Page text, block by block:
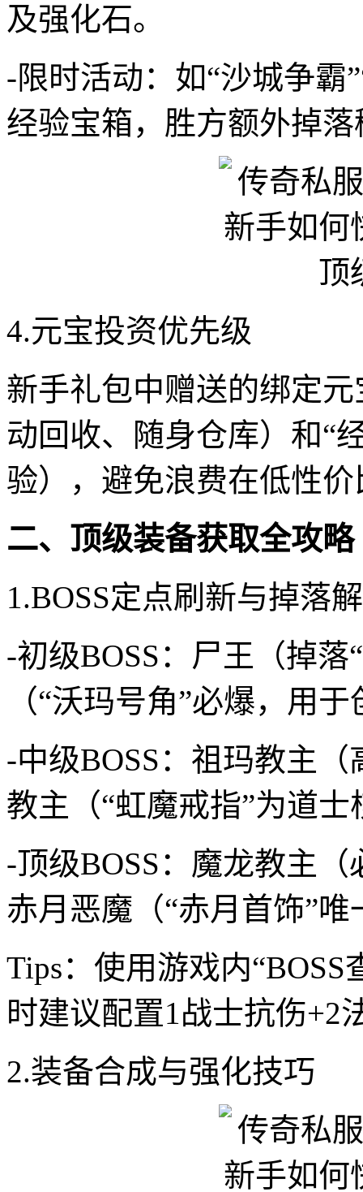
及强化石。
-限时活动：如“沙城争霸
经验宝箱，胜方额外掉
4.元宝投资优先级
新手礼包中赠送的绑定
动回收、随身仓库）和“
验），避免浪费在低性
二、顶级装备获取全攻略
1.BOSS定点刷新与掉落
-初级BOSS：尸王（掉
（“沃玛号角”必爆，用
-中级BOSS：祖玛教主
教主（“虹魔戒指”为道
-顶级BOSS：魔龙教主（
赤月恶魔（“赤月首饰”唯
Tips：使用游戏内
时建议配置1战士抗伤+2
2.装备合成与强化技巧